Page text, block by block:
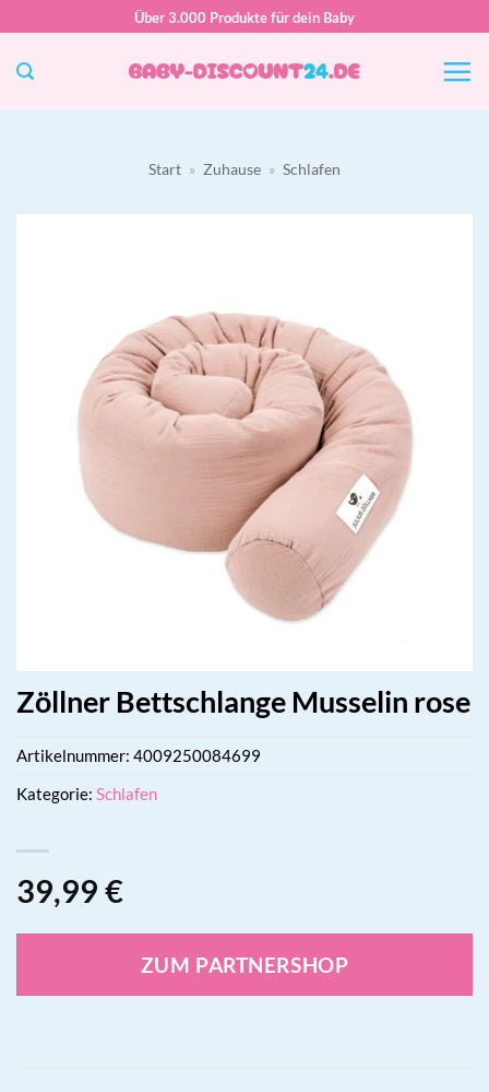
springen
Über 3.000 Produkte für dein Baby
Start » Zuhause » Schlafen
Zöllner Bettschlange Musselin rose
39,99 €
ZUM PARTNERSHOP
Artikelnummer: 4009250084699
Kategorie: Schlafen